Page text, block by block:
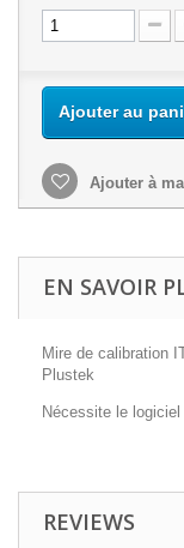
Ajouter au
Ajouter à
EN SAVOIR
Mire de calibration
Plustek
Nécessite le
REVIEWS